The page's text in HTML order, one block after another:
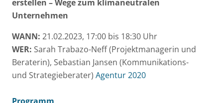
erstellen – Wege zum klimaneutralen
Unternehmen
WANN: 21.02.2023, 17:00 bis 18:30 Uhr
WER: Sarah Trabazo-Neff (Projektmanagerin und
Beraterin), Sebastian Jansen (Kommunikations-
und Strategieberater) Agentur 2020